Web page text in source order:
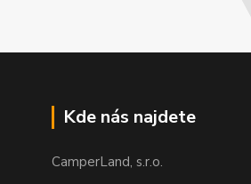
Kde nás najdete
CamperLand, s.r.o.